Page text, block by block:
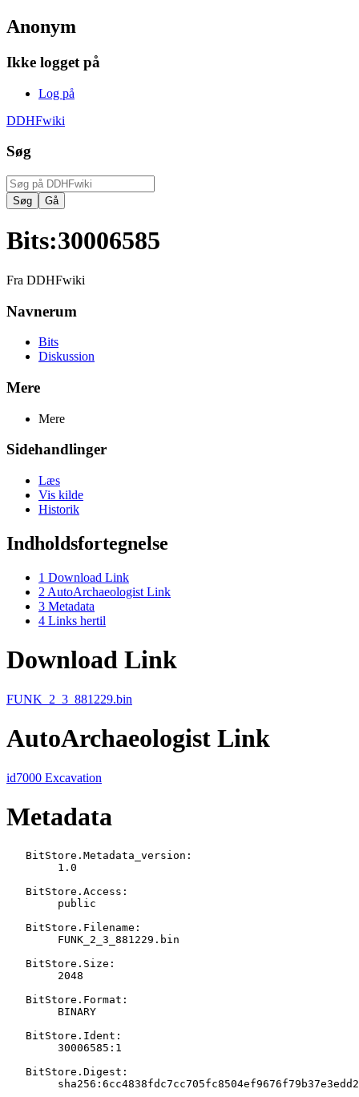
Anonym
Ikke logget på
Log på
DDHFwiki
Søg
Bits:30006585
Fra DDHFwiki
Navnerum
Bits
Diskussion
Mere
Mere
Sidehandlinger
Læs
Vis kilde
Historik
Indholdsfortegnelse
1 Download Link
2 AutoArchaeologist Link
3 Metadata
4 Links hertil
Download Link
FUNK_2_3_881229.bin
AutoArchaeologist Link
id7000 Excavation
Metadata
   BitStore.Metadata_version:
   BitStore.Access:
   BitStore.Filename:
   BitStore.Size:
   BitStore.Format:
   BitStore.Ident:
   BitStore.Digest: